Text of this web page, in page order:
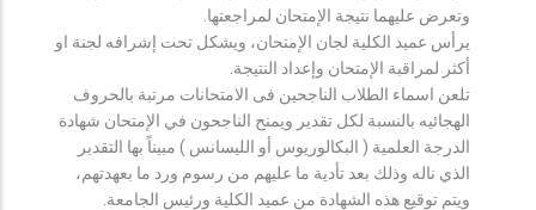
وتعرض عليهما نتيجة الإمتحان لمراجعتها.
يرأس عميد الكلية لجان الإمتحان، ويشكل تحت إشرافه لجنة او
أكثر لمراقبة الإمتحان وإعداد النتيجة.
تلعن اسماء الطلاب الناجحين فى الامتحانات مرتبة بالحروف
الهجائيه بالنسبة لكل تقدير ويمنح الناجحون في الإمتحان شهادة
الدرجة العلمية ( البكالوريوس أو الليسانس ) مبيناً بها التقدير
الذي ناله وذلك بعد تأدية ما عليهم من رسوم ورد ما بعهدتهم،
ويتم توقيع هذه الشهادة من عميد الكلية ورئيس الجامعة.